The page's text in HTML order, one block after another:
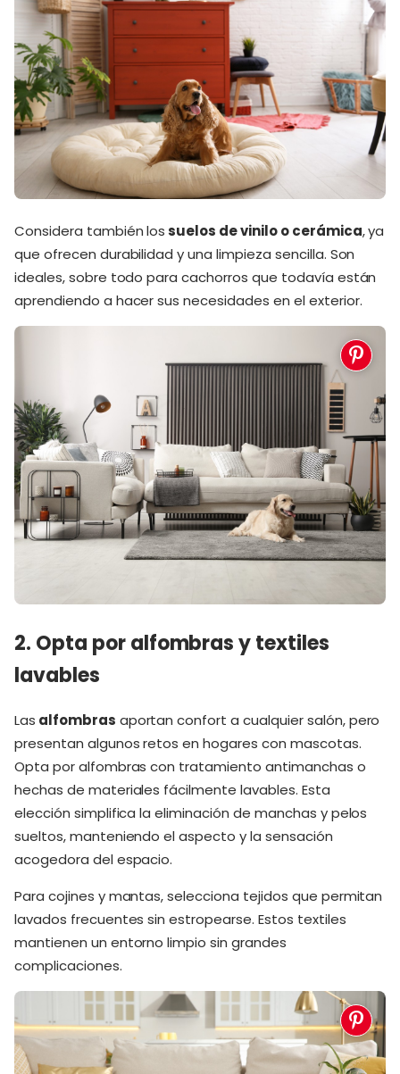
Considera también lossuelos de vinilo o cerámica, ya
que ofrecen durabilidad y una limpieza sencilla. Son
ideales, sobre todo para cachorros que todavía están
aprendiendo a hacer sus necesidades en el exterior.
2. Opta por alfombras y textiles
lavables
Las alfombras aportan confort a cualquier salón, pero
presentan algunos retos en hogares con mascotas.
Opta por alfombras con tratamiento antimanchas o
hechas de materiales fácilmente lavables. Esta
elección simplifica la eliminación de manchas y pelos
sueltos, manteniendo el aspecto y la sensación
acogedora del espacio.
Para cojines y mantas, selecciona tejidos que permitan
lavados frecuentes sin estropearse. Estos textiles
mantienen un entorno limpio sin grandes
complicaciones.